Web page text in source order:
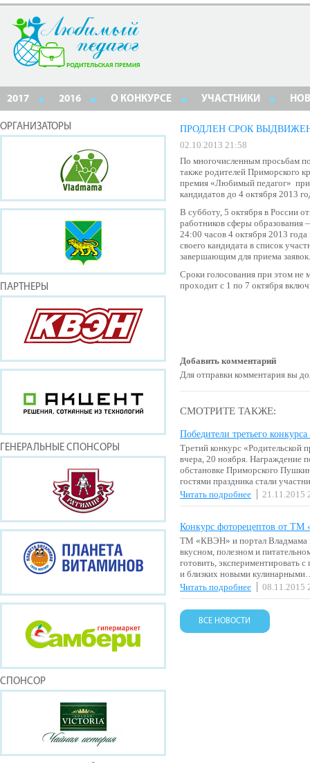
2017 2016 О КОНКУРСЕ УЧАСТНИКИ
ОРГАНИЗАТОРЫ
ПАРТНЕРЫ
ГЕНЕРАЛЬНЫЕ СПОНСОРЫ
СПОНСОР
ПРОДЛЕН СРОК
02.10.2013 21:58
По многочисленным просьбам
также родителей Приморского
премия «Любимый педагог»
кандидатов до 4 октября 2013
В субботу, 5 октября в России
работников сферы образования
24:00 часов 4 октября 2013
своего кандидата в список
завершающим для приема заявок.
Сроки голосования при этом не
проходит с 1 по 7 октября
Добавить комментарий
Для отправки комментария вы
СМОТРИТЕ ТАКЖЕ:
Победители третьего
Третий конкурс «Родительской
вчера, 20 ноября. Награждение
обстановке Приморского
гостями праздника стали
Читать подробнее
21.11.2015
Конкурс фоторецептов от
ТМ «КВЭН» и портал Владмама
вкусном, полезном и
готовить, экспериментировать
и близких новыми
Читать подробнее
08.11.2015
ВСЕ НОВОСТИ